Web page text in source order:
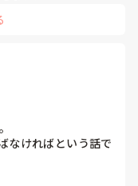
た。
なければという話で
するか、病院か、た